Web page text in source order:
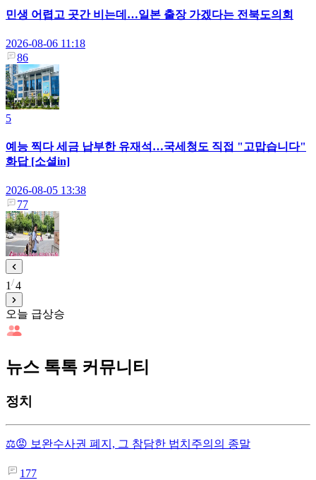
민생 어렵고 곳간 비는데…일본 출장 가겠다는 전북도의회
2026-08-06 11:18
86
5
예능 찍다 세금 납부한 유재석…국세청도 직접 "고맙습니다"
화답 [소셜in]
2026-08-05 13:38
77
1 4
오늘 급상승
뉴스 톡톡 커뮤니티
정치
⚖️😡 보완수사권 폐지, 그 참담한 법치주의의 종말
177